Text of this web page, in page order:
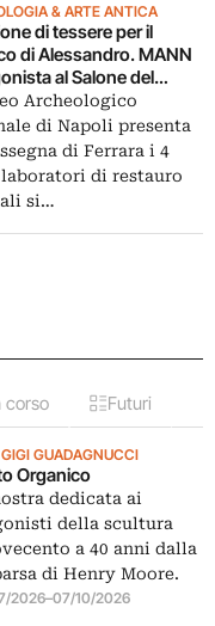
& ARTE ANTICA
di tessere per il
di Alessandro. MANN
al Salone del
Archeologico
di Napoli presenta
di Ferrara i 4
di restauro
si…
corso Futuri
GUADAGNUCCI
Organico
dedicata ai
della scultura
a 40 anni dalla
di Henry Moore.
2026–07/10/2026